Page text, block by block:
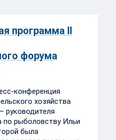
программа II
форума
конференция
хозяйства
руководителя
по рыболовству Ильи
была